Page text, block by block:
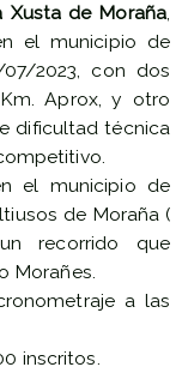
Xusta de Moraña,
el municipio de
2023, con dos
Aprox, y otro
dificultad técnica
el municipio de
de Moraña (
recorrido que
Morañes.
a las
inscritos.